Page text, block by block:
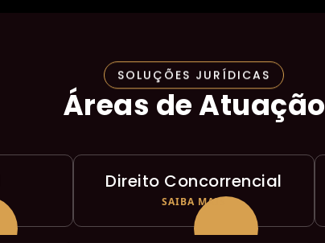
SOLUÇÕES JURÍDICAS
Áreas de Atuação
Direito Concorrencial
SAIBA MAIS